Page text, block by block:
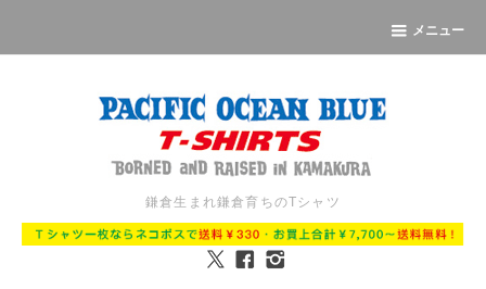
メニュー
鎌倉生まれ鎌倉育ちのTシャツ